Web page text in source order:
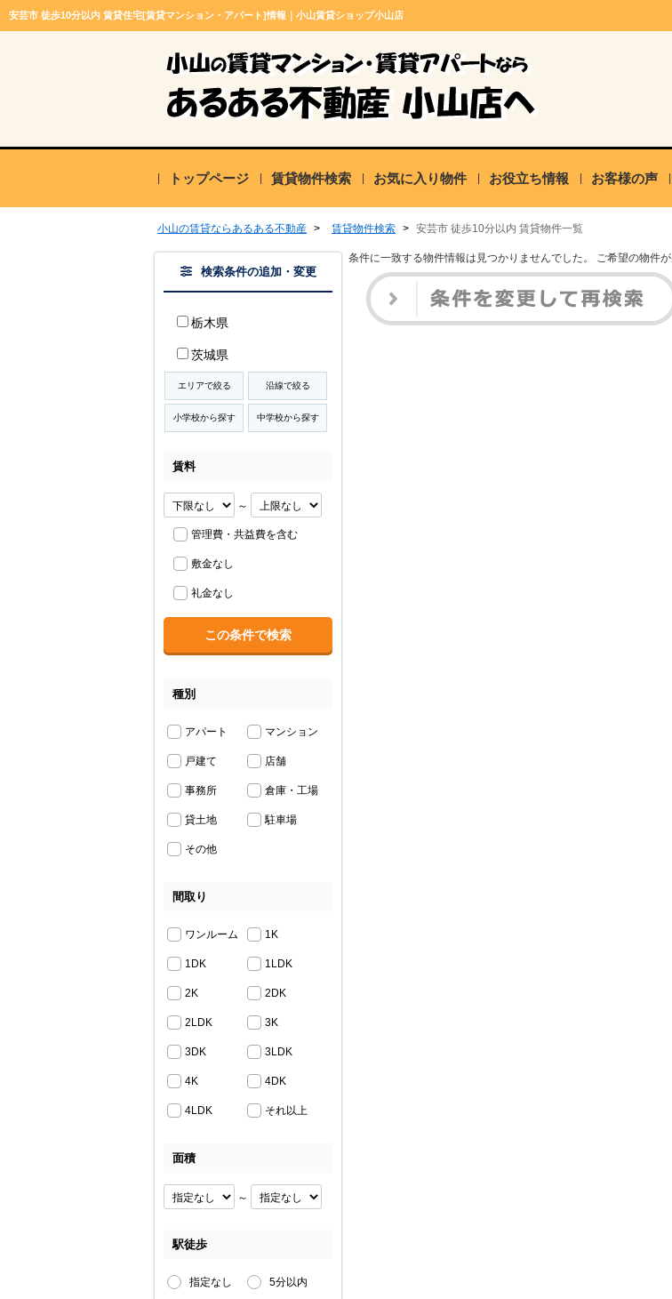
安芸市 徒歩10分以内 賃貸住宅[賃貸マンション・アパート]情報｜小山賃貸ショップ小山店
トップページ 賃貸物件検索 お気に入り物件 お役立ち情報 お客様の声
小山の賃貸ならあるある不動産 > 賃貸物件検索 > 安芸市 徒歩10分以内 賃貸物件一覧
条件に一致する物件情報は見つかりませんでした。 ご希望の物件
検索条件の追加・変更
栃木県
茨城県
エリアで絞る 沿線で絞る
小学校から探す 中学校から探す
賃料
～
管理費・共益費を含む
敷金なし
礼金なし
種別
アパート マンション
戸建て 店舗
事務所 倉庫・工場
貸土地 駐車場
その他
間取り
ワンルーム 1K
1DK 1LDK
2K 2DK
2LDK 3K
3DK 3LDK
4K 4DK
4LDK それ以上
面積
～
駅徒歩
指定なし 5分以内